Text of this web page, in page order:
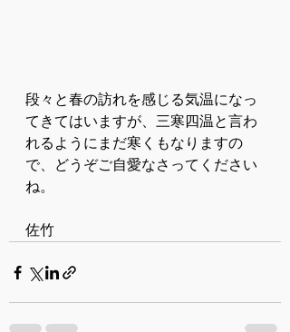
段々と春の訪れを感じる気温になっ
てきてはいますが、三寒四温と言わ
れるようにまだ寒くもなりますの
で、どうぞご自愛なさってください
ね。
佐竹